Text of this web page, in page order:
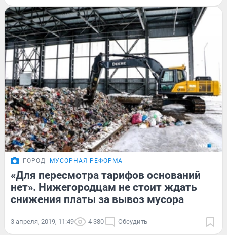
ГОРОД МУСОРНАЯ РЕФОРМА
«Для пересмотра тарифов оснований
нет». Нижегородцам не стоит ждать
снижения платы за вывоз мусора
3 апреля, 2019, 11:49 4 380 Обсудить